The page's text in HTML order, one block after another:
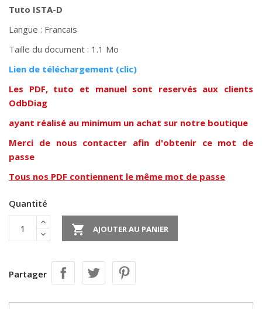
Tuto ISTA-D
Langue : Francais
Taille du document : 1.1 Mo
Lien de téléchargement (clic)
Les PDF, tuto et manuel sont reservés aux clients
OdbDiag
ayant réalisé au minimum un achat sur notre boutique
Merci de nous contacter afin d'obtenir ce mot de
passe
Tous nos PDF contiennent le même mot de passe
Quantité
 AJOUTER AU PANIER
Partager